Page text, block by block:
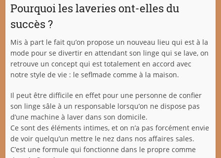
Pourquoi les laveries ont-elles du
succès ?
Mis à part le fait qu’on propose un nouveau lieu qui est à la
mode pour se divertir en attendant son linge qui se lave, on
retrouve un concept qui est totalement en accord avec
notre style de vie : le seflmade comme à la maison.
Il peut être difficile en effet pour une personne de confier
son linge sâle à un responsable lorsqu’on ne dispose pas
d’une machine à laver dans son domicile.
Ce sont des éléments intimes, et on n’a pas forcément envie
de voir quelqu’un mettre le nez dans nos affaires sales.
C’est une formule qui fonctionne dans le propre comme